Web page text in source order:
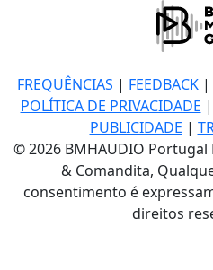
FREQUÊNCIAS | FEEDBACK|
POLÍTICA DE PRIVACIDADE |
PUBLICIDADE |
© 2026 BMHAUDIO
& Comandita,
consentimento é
direitos